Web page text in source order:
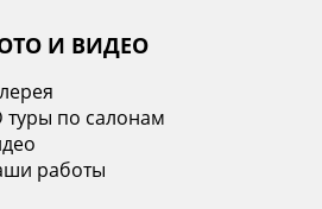
И ВИДЕО
туры по салонам
работы